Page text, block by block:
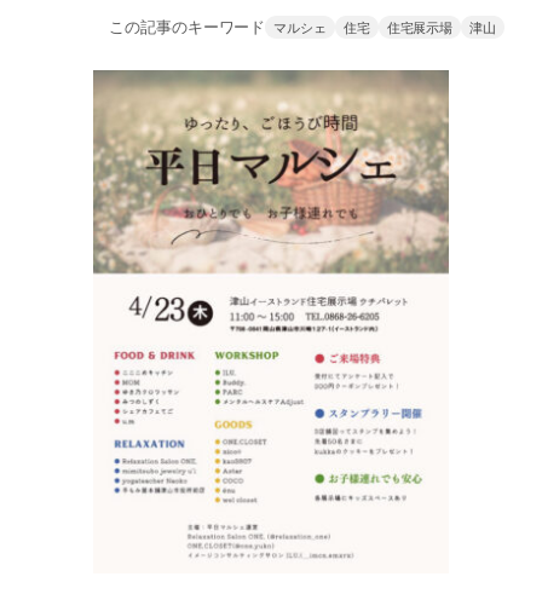
この記事のキーワード マルシェ 住宅 住宅展示場 津山